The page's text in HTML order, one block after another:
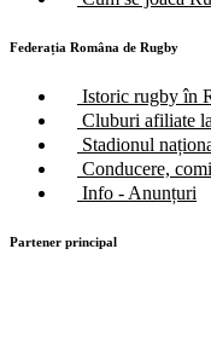
Federația Româna de Rugby
Istoric rugby în
Cluburi afiliate
Stadionul
Conducere,
Info - Anunțuri
Partener principal